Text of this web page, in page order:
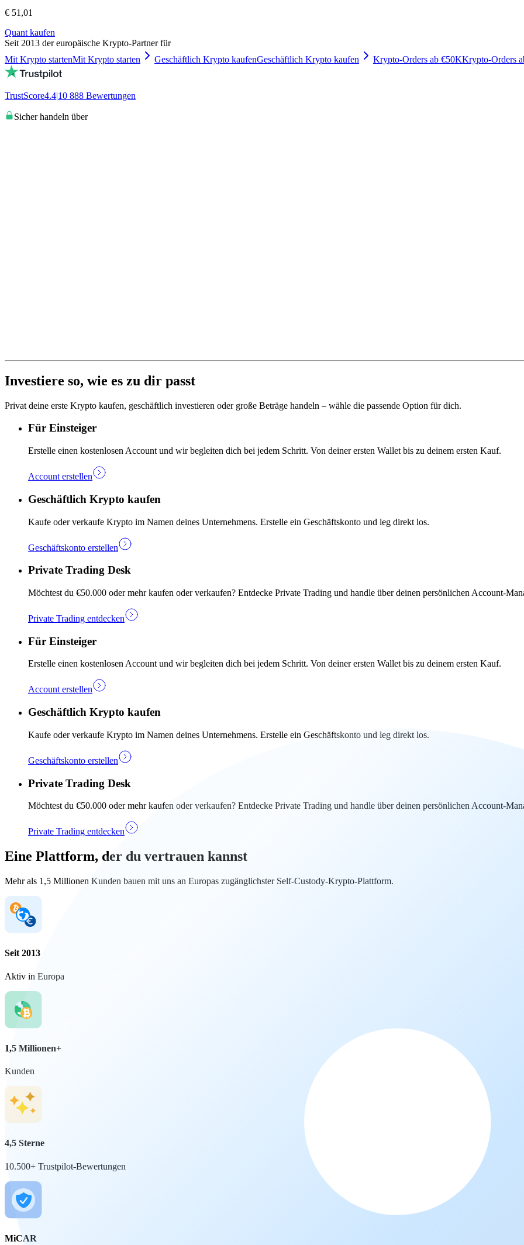
€ 51,01
Quant kaufen
Seit 2013 der europäische Krypto-Partner für
Mit Krypto startenMit Krypto starten Geschäftlich Krypto kaufenGeschäftlich Krypto kaufen Krypto-Orders ab €50KKrypto-Orders
TrustScore4.4|10 888 Bewertungen
Sicher handeln über
Investiere so, wie es zu dir passt
Privat deine erste Krypto kaufen, geschäftlich investieren oder große Beträge handeln – wähle die passende Option für dich.
Für Einsteiger
Erstelle einen kostenlosen Account und wir begleiten dich bei jedem Schritt. Von deiner ersten Wallet bis zu deinem ersten Kauf.
Account erstellen
Geschäftlich Krypto kaufen
Kaufe oder verkaufe Krypto im Namen deines Unternehmens. Erstelle ein Geschäftskonto und leg direkt los.
Geschäftskonto erstellen
Private Trading Desk
Möchtest du €50.000 oder mehr kaufen oder verkaufen? Entdecke Private Trading und handle über deinen persönlichen Account-
Private Trading entdecken
Für Einsteiger
Erstelle einen kostenlosen Account und wir begleiten dich bei jedem Schritt. Von deiner ersten Wallet bis zu deinem ersten Kauf.
Account erstellen
Geschäftlich Krypto kaufen
Kaufe oder verkaufe Krypto im Namen deines Unternehmens. Erstelle ein Geschäftskonto und leg direkt los.
Geschäftskonto erstellen
Private Trading Desk
Möchtest du €50.000 oder mehr kaufen oder verkaufen? Entdecke Private Trading und handle über deinen persönlichen Account-
Private Trading entdecken
Eine Plattform, der du vertrauen kannst
Mehr als 1,5 Millionen Kunden bauen mit uns an Europas zugänglichster Self-Custody-Krypto-Plattform.
Seit 2013
Aktiv in Europa
1,5 Millionen+
Kunden
4,5 Sterne
10.500+ Trustpilot-Bewertungen
MiCAR